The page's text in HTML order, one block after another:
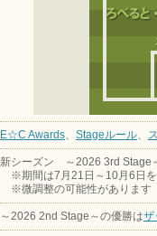
E☆C Awards、 Stageルール、
新シーズン ～2026 3rd Stage
※期間は7月21日～10月6日を
※微調整の可能性があります
～2026 2nd Stage～の優勝はザ